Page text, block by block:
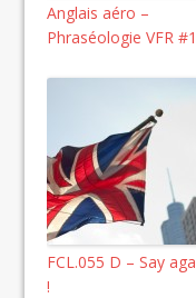
Anglais aéro –
Phraséologie VFR #1
FCL.055 D – Say
!